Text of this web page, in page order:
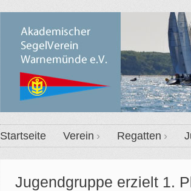
Startseite Verein Regatten
Jugendgruppe erzielt 1.